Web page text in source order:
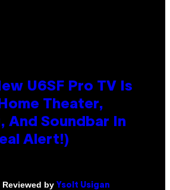
U6SF Pro TV Is
Theater,
And Soundbar In
Alert!)
Reviewed by Ysolt Usigan